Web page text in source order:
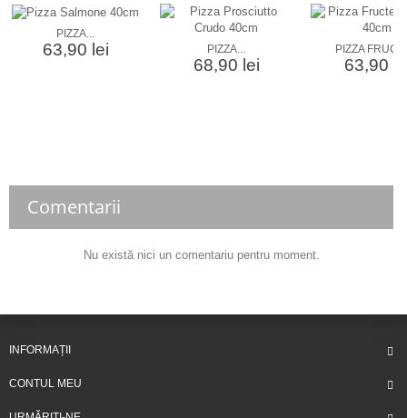
PIZZA...
63,90 lei PIZZA...
68,90 lei
PIZZA
63,90
Comentarii
Nu există nici un comentariu pentru moment.
INFORMAȚII
CONTUL MEU